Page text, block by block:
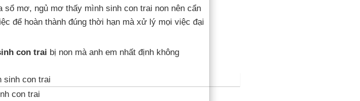
sổ mơ, ngủ mơ thấy mình sinh con trai non nên cẩn
để hoàn thành đúng thời hạn mà xử lý mọi việc đại
con trai bị non mà anh em nhất định không
con trai